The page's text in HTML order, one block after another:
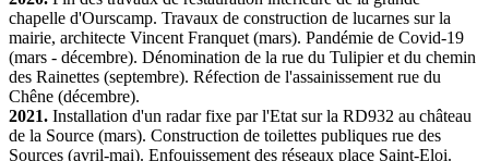
chapelle d'Ourscamp. Travaux de construction de lucarnes sur la
mairie, architecte Vincent Franquet (mars). Pandémie de Covid-19
(mars - décembre). Dénomination de la rue du Tulipier et du chemin
des Rainettes (septembre). Réfection de l'assainissement rue du
Chêne (décembre).
2021. Installation d'un radar fixe par l'Etat sur la RD932 au château
de la Source (mars). Construction de toilettes publiques rue des
Sources (avril-mai). Enfouissement des réseaux place Saint-Eloi.